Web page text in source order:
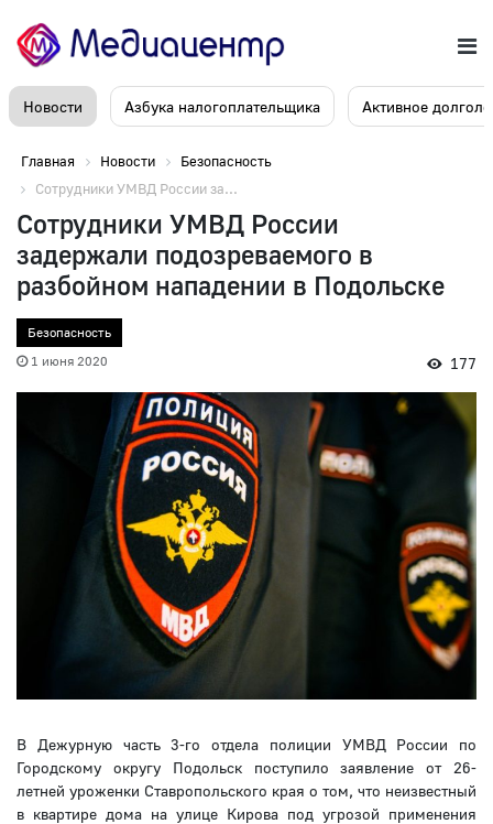
Новости Азбука налогоплательщика Активное
Главная Новости
Безопасность
Сотрудники УМВД России за...
Сотрудники УМВД России
задержали подозреваемого в
разбойном нападении в Подольске
Безопасность
1 июня 2020
177
В Дежурную часть 3-го отдела полиции УМВД России по
Городскому округу Подольск поступило заявление от 26-
летней уроженки Ставропольского края о том, что неизвестный
в квартире дома на улице Кирова под угрозой применения